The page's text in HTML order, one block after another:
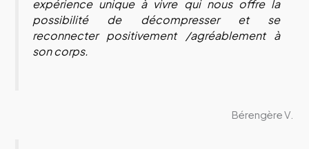
expérience unique à vivre qui nous offre la
possibilité de décompresser et se
reconnecter positivement /agréablement à
son corps.
Bérengère V.